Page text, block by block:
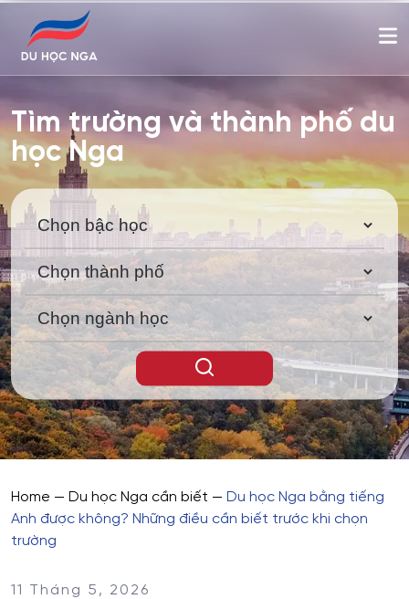
Tìm trường và thành phố du
học Nga
Home — Du học Nga cần biết — Du học Nga bằng tiếng
Anh được không? Những điều cần biết trước khi chọn
trường
11 Tháng 5, 2026